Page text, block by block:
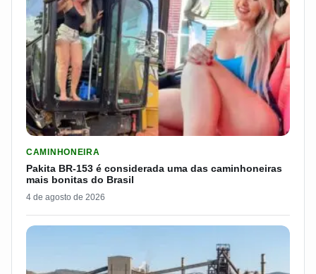
CAMINHONEIRA
Pakita BR-153 é considerada uma das caminhoneiras
mais bonitas do Brasil
4 de agosto de 2026